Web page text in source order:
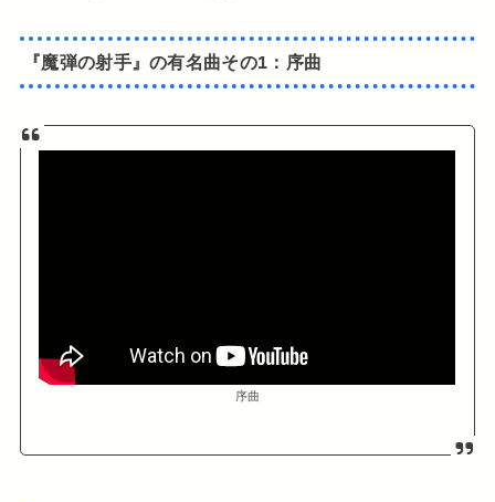
『魔弾の射手』の有名曲その1： 序曲
序曲